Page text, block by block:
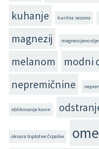
kuhanje kurilna sezona
magnezij magnezijevo olje
melanom
modni
nepremičnine
oblikovanje kovin
okvara toplotne črpalke